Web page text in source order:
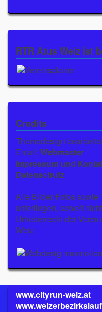
RTR Atus Weiz ist
Credits
Themedesign
Email: Webmaster
Impressum und
Datenschutz
Alle Bilder/Fotos sowie
unterliegen, soweit
Urheberrecht der
Weiz.
www.cityrun-weiz.at